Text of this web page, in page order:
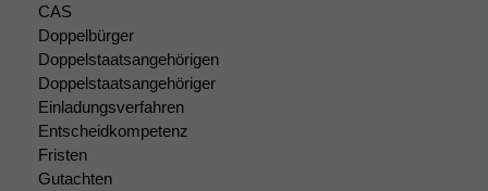
CAS
Doppelbürger
Doppelstaatsangehörigen
Doppelstaatsangehöriger
Einladungsverfahren
Entscheidkompetenz
Fristen
Gutachten